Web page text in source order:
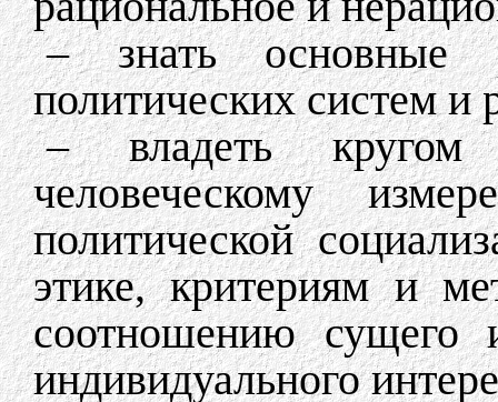
– знать основные
политических систем и
– владеть кругом
человеческому
политической
этике, критериям и
соотношению сущего
индивидуального